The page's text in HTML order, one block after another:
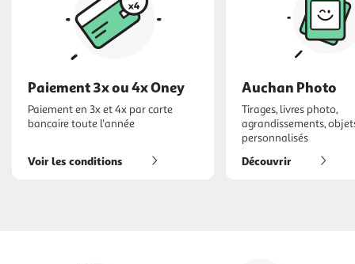
Paiement 3x ou 4x Oney
Paiement en 3x et 4x par carte
bancaire toute l'année
Voir les conditions
Auchan Photo
Tirages, livres photo,
agrandissements,
personnalisés
Découvrir